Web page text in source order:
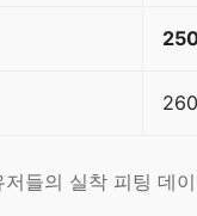
들의 실착 피팅 데